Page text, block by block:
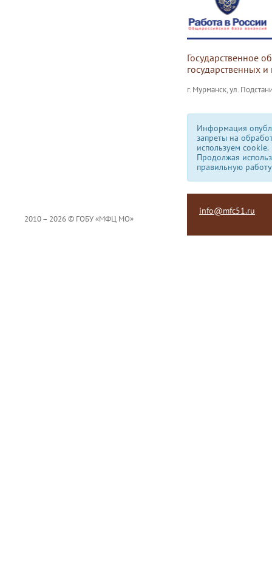
Государственное
государственных
г. Мурманск, ул.
Информация
запреты на
используем сookie.
Продолжая
правильную
2010 – 2026 © ГОБУ «МФЦ МО»
info@mfc51.ru